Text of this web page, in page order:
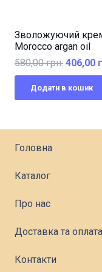
Зволожуючий
Morocco argan oil
580,00грн.
ціна:
406,00
Додати в кошик
Головна
Каталог
Про нас
Доставка та оплата
Контакти